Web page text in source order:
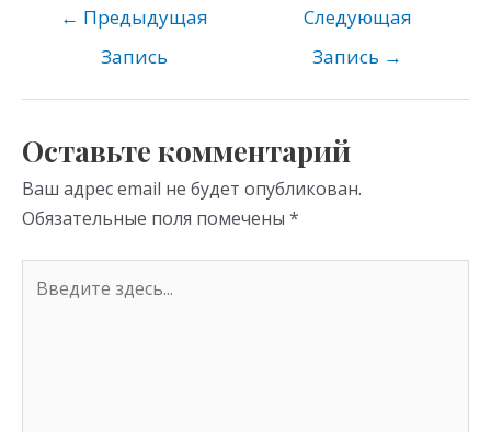
o
kl
as
ni
ki
gr
a
m p
← Предыдущая
Запись
Следующая
Запись →
Оставьте комментарий
Ваш адрес email не будет опубликован.
Обязательные поля помечены *
здесь...